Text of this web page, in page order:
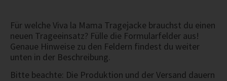
Für welche Viva la Mama Tragejacke brauchst du einen
neuen Trageeinsatz? Fülle die Formularfelder aus!
Genaue Hinweise zu den Feldern findest du weiter
unten in der Beschreibung.
Bitte beachte: Die Produktion und der Versand dauern